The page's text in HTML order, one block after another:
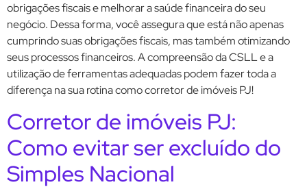
obrigações fiscais e melhorar a saúde financeira do seu
negócio. Dessa forma, você assegura que está não apenas
cumprindo suas obrigações fiscais, mas também otimizando
seus processos financeiros. A compreensão da CSLL e a
utilização de ferramentas adequadas podem fazer toda a
diferença na sua rotina como corretor de imóveis PJ!
Corretor de imóveis PJ:
Como evitar ser excluído do
Simples Nacional